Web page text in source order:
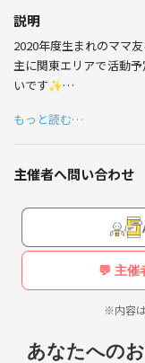
説明
2020年度生まれのママ
主に関東エリアで活動
いです✨
2020年代ベビーを持つ
※副業の勧誘、スピ系の
※色んな方がいらっし
集合は不定期の予定です
でもイベント時期など
たまに撮影会(有料)な
もっと読む…
主催者へ問い合わせ
💬 主催
※内容
あなたへの